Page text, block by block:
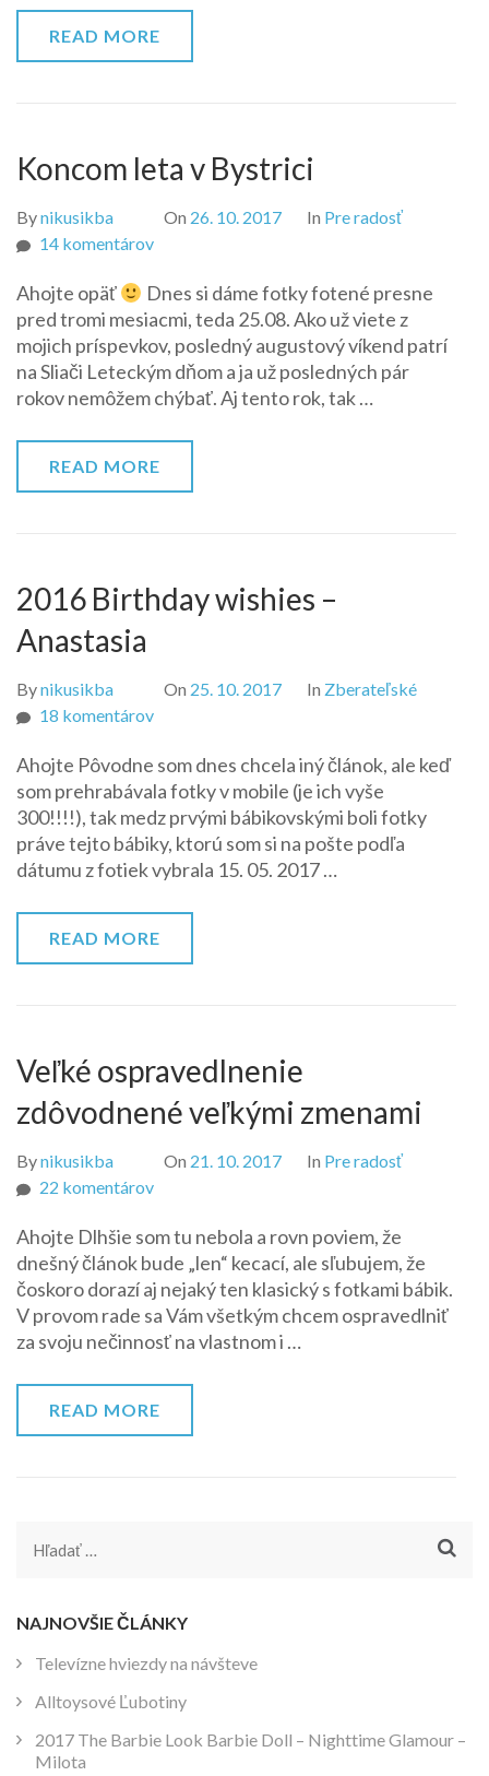
READ MORE
Koncom leta v Bystrici
Bynikusikba On 26. 10. 2017 In Pre radosť
14 komentárovna
leta
v
Bystrici
Ahojte opäť
Dnes si dáme fotky fotené presne
pred tromi mesiacmi, teda 25.08. Ako už viete z
mojich príspevkov, posledný augustový víkend patrí
na Sliači Leteckým dňom a ja už posledných pár
rokov nemôžem chýbať. Aj tento rok, tak …
READ MORE
2016 Birthday wishies –
Anastasia
Bynikusikba On 25. 10. 2017 In Zberateľské
18 komentárovna
Birthday
wishies
–
Anastasia
Ahojte Pôvodne som dnes chcela iný článok, ale keď
som prehrabávala fotky v mobile (je ich vyše
300!!!!), tak medz prvými bábikovskými boli fotky
práve tejto bábiky, ktorú som si na pošte podľa
dátumu z fotiek vybrala 15. 05. 2017 …
READ MORE
Veľké ospravedlnenie
zdôvodnené veľkými zmenami
Bynikusikba On 21. 10. 2017 In Pre radosť
22 komentárovna
ospravedlnenie
zdôvodnené
veľkými
zmenami
Ahojte Dlhšie som tu nebola a rovn poviem, že
dnešný článok bude „len“ kecací, ale sľubujem, že
čoskoro dorazí aj nejaký ten klasický s fotkami bábik.
V provom rade sa Vám všetkým chcem ospravedlniť
za svoju nečinnosť na vlastnom i …
READ MORE
Hľadať:
NAJNOVŠIE ČLÁNKY
Televízne hviezdy na návšteve
Alltoysové Ľubotiny
2017 The Barbie Look Barbie Doll – Nighttime Glamour –
Milota